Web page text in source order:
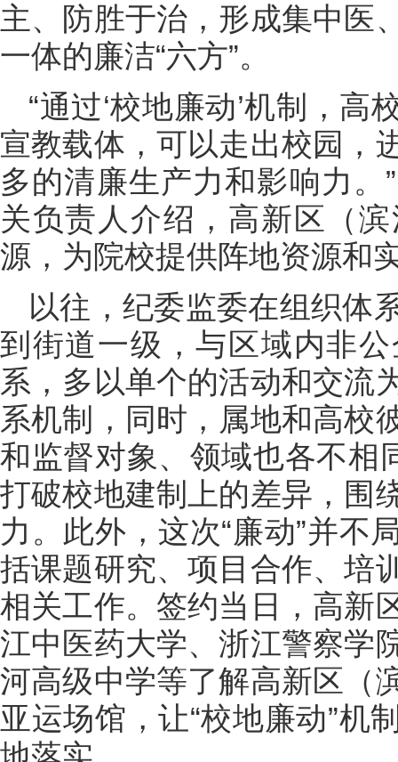
主、防胜于治，形成集中医
一体的廉洁“六方”。
“通过‘校地廉动’机制，
宣教载体，可以走出校园，
多的清廉生产力和影响力
关负责人介绍，高新区（
源，为院校提供阵地资源和
以往，纪委监委在组织体
到街道一级，与区域内非
系，多以单个的活动和交流
系机制，同时，属地和高校
和监督对象、领域也各不相
打破校地建制上的差异，围
力。此外，这次“廉动”并不
括课题研究、项目合作、培
相关工作。签约当日，高新
江中医药大学、浙江警察学
河高级中学等了解高新区（
亚运场馆，让“校地廉动”机